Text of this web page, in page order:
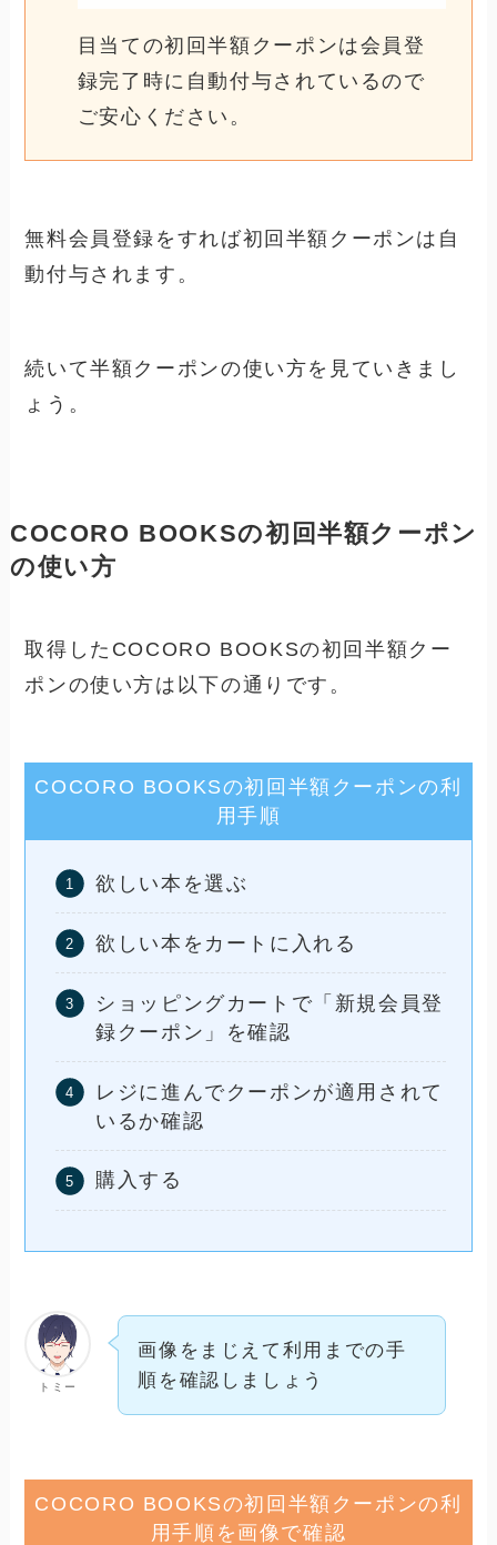
目当ての初回半額クーポンは会員登
録完了時に自動付与されているので
ご安心ください。
無料会員登録をすれば初回半額クーポンは自
動付与されます。
続いて半額クーポンの使い方を見ていきまし
ょう。
COCORO BOOKSの初回半額クーポン
の使い方
取得したCOCORO BOOKSの初回半額クー
ポンの使い方は以下の通りです。
COCORO BOOKSの初回半額クーポンの利
用手順
欲しい本を選ぶ
欲しい本をカートに入れる
ショッピングカートで「新規会員登
録クーポン」を確認
レジに進んでクーポンが適用されて
いるか確認
購入する
トミー
画像をまじえて利用までの手
順を確認しましょう
COCORO BOOKSの初回半額クーポンの利
用手順を画像で確認